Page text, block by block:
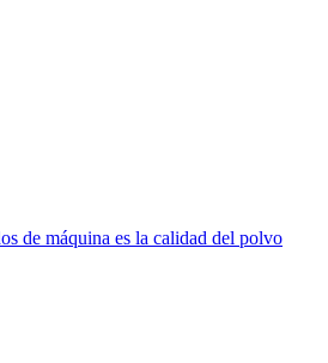
de máquina es la calidad del polvo